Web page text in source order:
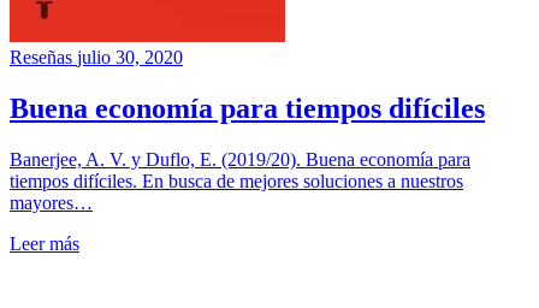
Reseñas julio 30, 2020
Buena economía para tiempos difíciles
Banerjee, A. V. y Duflo, E. (2019/20). Buena economía para
tiempos difíciles. En busca de mejores soluciones a nuestros
mayores…
Leer más